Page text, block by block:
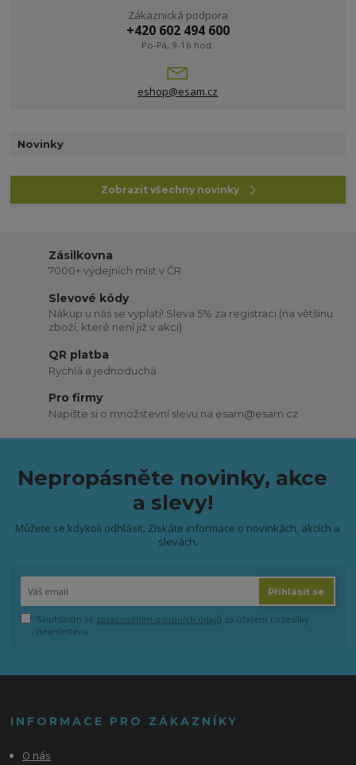
Zákaznická podpora
+420 602 494 600
Po-Pá, 9-16 hod.
eshop@esam.cz
Novinky
Zobrazit všechny novinky
Zásilkovna
7000+ výdejních míst v ČR
Slevové kódy
Nákup u nás se vyplatí! Sleva 5% za registraci (na většinu
zboží, které není již v akci)
QR platba
Rychlá a jednoduchá
Pro firmy
Napište si o množstevní slevu na esam@esam.cz
Nepropásněte novinky, akce
a slevy!
Můžete se kdykoli odhlásit. Získáte informace o novinkách, akcích a
slevách.
Přihlásit se
Souhlasím se zpracováním osobních údajů za účelem rozesílky
newsletteru.
INFORMACE PRO ZÁKAZNÍKY
O nás